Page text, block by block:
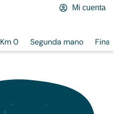
Km 0 Segunda mano
Mi cuenta